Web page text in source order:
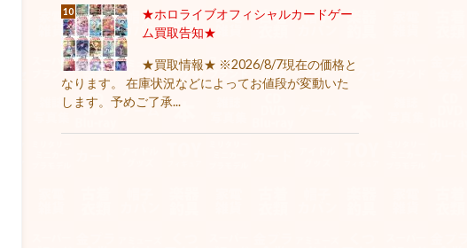
★ホロライブオフィシャルカードゲー
ム買取告知★
★買取情報★ ※2026/8/7現在の価格と
なります。 在庫状況などによってお値段が変動いた
します。予めご了承...